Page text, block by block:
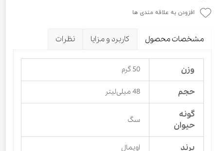
افزودن به علاقه مندی ها
مشخصات محصول کاربرد و مزایا نظرات
وزن 50 گرم
حجم 48 میلی‌لیتر
گونه
حیوان
سگ
برند اویمال